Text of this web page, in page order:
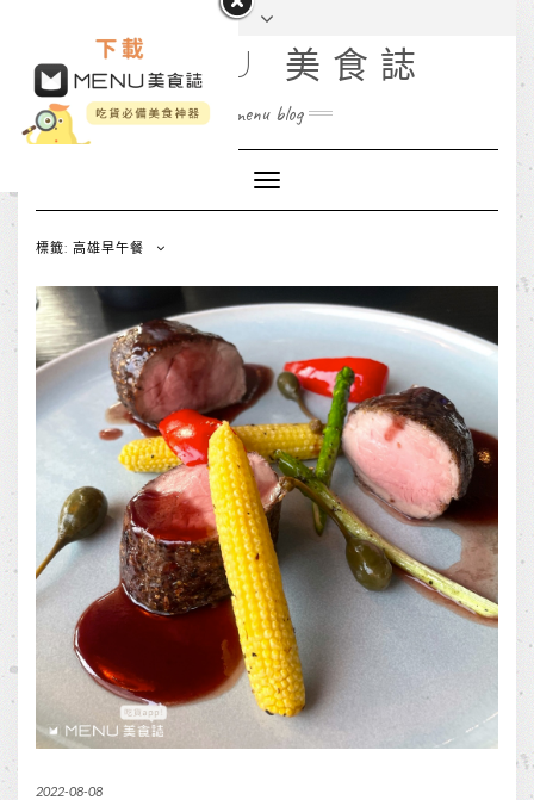
MENU 美食誌
menu blog
Toggle
Navigation
標籤: 高雄早午餐
2022-08-08